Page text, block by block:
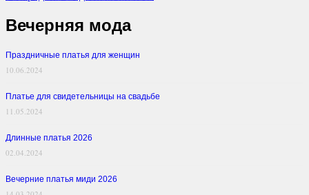
Вечерняя мода
Праздничные платья для женщин
10.06.2024
Платье для свидетельницы на свадьбе
11.05.2024
Длинные платья 2026
02.04.2024
Вечерние платья миди 2026